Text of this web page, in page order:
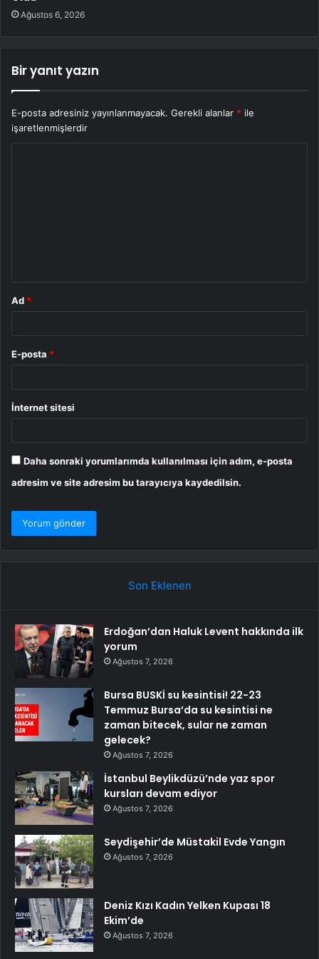
Ağustos 6, 2026
Bir yanıt yazın
E-posta adresiniz yayınlanmayacak. Gerekli alanlar * ile
işaretlenmişlerdir
Ad *
E-posta *
İnternet sitesi
Daha sonraki yorumlarımda kullanılması için adım, e-posta
adresim ve site adresim bu tarayıcıya kaydedilsin.
Son Eklenen
Erdoğan’dan Haluk Levent hakkında ilk
yorum
Ağustos 7, 2026
Bursa BUSKİ su kesintisi! 22-23
Temmuz Bursa’da su kesintisi ne
zaman bitecek, sular ne zaman
gelecek?
Ağustos 7, 2026
İstanbul Beylikdüzü’nde yaz spor
kursları devam ediyor
Ağustos 7, 2026
Seydişehir’de Müstakil Evde Yangın
Ağustos 7, 2026
Deniz Kızı Kadın Yelken Kupası 18
Ekim’de
Ağustos 7, 2026